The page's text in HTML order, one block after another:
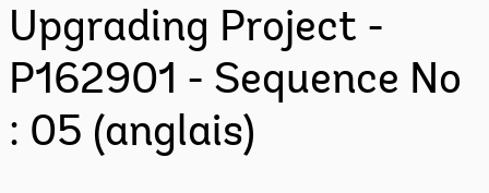
Upgrading Project -
P162901 - Sequence No
: 05 (anglais)